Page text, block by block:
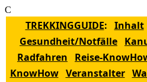
C
TREKKINGGUIDE: Inhalt
Gesundheit/Notfälle
Radfahren
Reise-
KnowHow Veranstalter